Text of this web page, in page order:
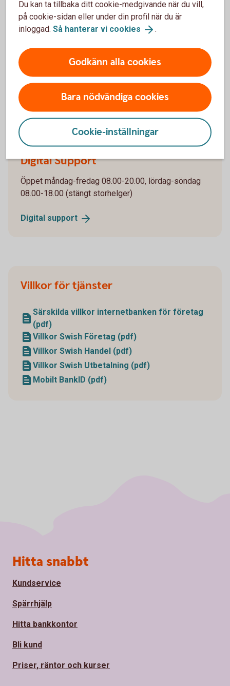
Våra kort för företag
konto som faktura. Jämför våra kort och se vad som
passar just er.
Jämför våraföretagskort
Digital Support
Öppet måndag-fredag 08.00-20.00, lördag-söndag
08.00-18.00 (stängt storhelger)
Digital support
Villkor för tjänster
Särskilda villkor internetbanken för företag
(pdf)
Villkor Swish Företag (pdf)
Villkor Swish Handel (pdf)
Villkor Swish Utbetalning (pdf)
Mobilt BankID (pdf)
Du kan ta tillbaka ditt cookie-medgivande när du vill,
på cookie-sidan eller under din profil när du är
inloggad. Så hanterar vi cookies .
Godkänn alla cookies
Bara nödvändiga cookies
Cookie-inställningar
Sidfot
Hitta snabbt
Kundservice
Spärrhjälp
Hitta bankkontor
Bli kund
Priser, räntor och kurser